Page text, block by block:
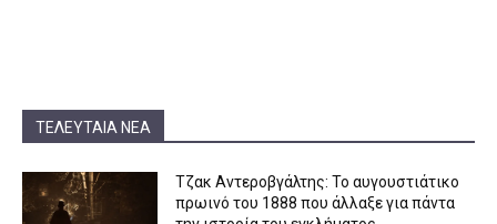
ΤΕΛΕΥΤΑΊΑ ΝΈΑ
Τζακ Αντεροβγάλτης: To αυγουστιάτικο
πρωινό του 1888 που άλλαξε για πάντα